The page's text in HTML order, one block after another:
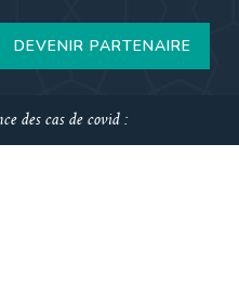
DEVENIR PARTENAIRE
des cas de covid :